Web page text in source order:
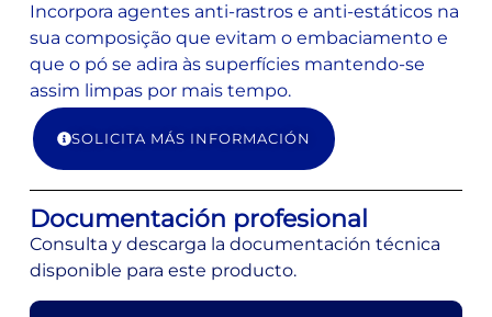
Incorpora agentes anti-rastros e anti-estáticos na
sua composição que evitam o embaciamento e
que o pó se adira às superfícies mantendo-se
assim limpas por mais tempo.
SOLICITA MÁS INFORMACIÓN
Documentación profesional
Consulta y descarga la documentación técnica
disponible para este producto.